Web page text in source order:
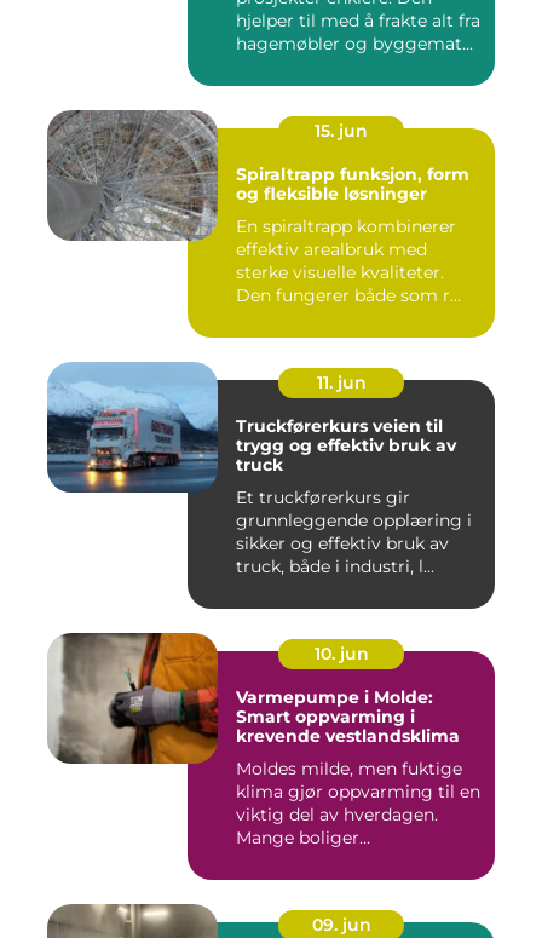
hjelper til med å frakte alt fra
hagemøbler og byggemat...
15. jun
Spiraltrapp funksjon, form
og fleksible løsninger
En spiraltrapp kombinerer
effektiv arealbruk med
sterke visuelle kvaliteter.
Den fungerer både som r...
11. jun
Truckførerkurs veien til
trygg og effektiv bruk av
truck
Et truckførerkurs gir
grunnleggende opplæring i
sikker og effektiv bruk av
truck, både i industri, l...
10. jun
Varmepumpe i Molde:
Smart oppvarming i
krevende vestlandsklima
Moldes milde, men fuktige
klima gjør oppvarming til en
viktig del av hverdagen.
Mange boliger...
09. jun